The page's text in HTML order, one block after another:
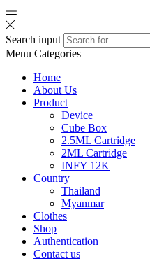
Search input
Menu Categories
Home
About Us
Product
Device
Cube Box
2.5ML Cartridge
2ML Cartridge
INFY 12K
Country
Thailand
Myanmar
Clothes
Shop
Authentication
Contact us